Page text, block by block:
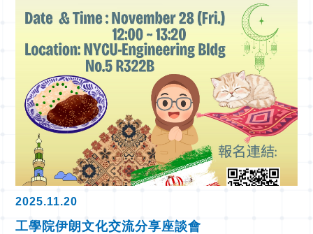
2025.11.20
工學院伊朗文化交流分享座談會